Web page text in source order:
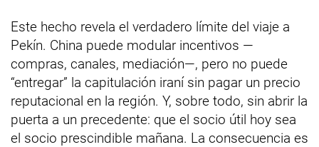
Este hecho revela el verdadero límite del viaje a
Pekín. China puede modular incentivos —
compras, canales, mediación—, pero no puede
“entregar” la capitulación iraní sin pagar un precio
reputacional en la región. Y, sobre todo, sin abrir la
puerta a un precedente: que el socio útil hoy sea
el socio prescindible mañana. La consecuencia es